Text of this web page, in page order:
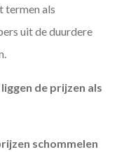
termen als
uit de duurdere
de prijzen als
schommelen